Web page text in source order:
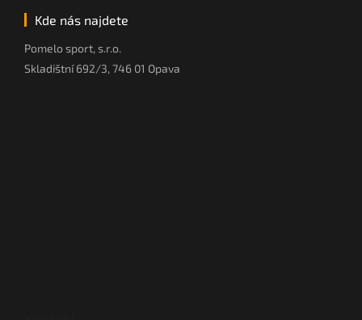
Kde nás najdete
Pomelo sport, s.r.o.
Skladištní 692/3, 746 01 Opava